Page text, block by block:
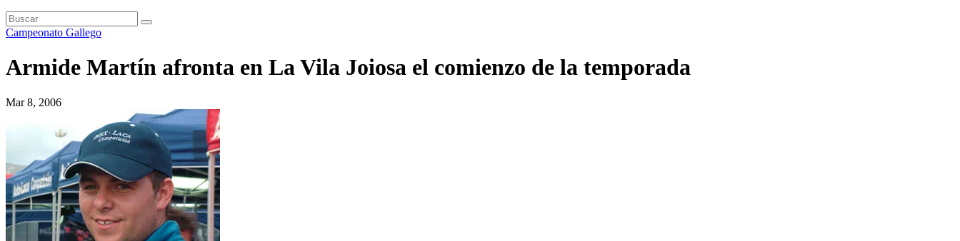
Campeonato Gallego
Armide Martín afronta en La Vila Joiosa el comienzo de la temporada
Mar 8, 2006